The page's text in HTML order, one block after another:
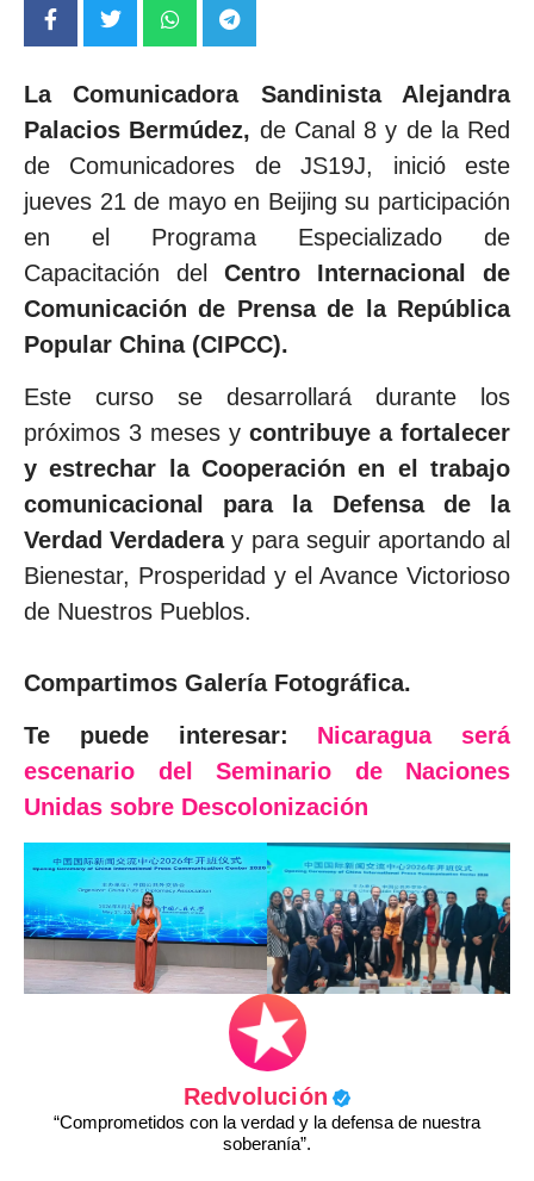
La Comunicadora Sandinista Alejandra
Palacios Bermúdez, de Canal 8 y de la Red
de Comunicadores de JS19J, inició este
jueves 21 de mayo en Beijing su participación
en el Programa Especializado de
Capacitación del Centro Internacional de
Comunicación de Prensa de la República
Popular China (CIPCC).
Este curso se desarrollará durante los
próximos 3 meses y contribuye a fortalecer
y estrechar la Cooperación en el trabajo
comunicacional para la Defensa de la
Verdad Verdaderay para seguir aportando al
Bienestar, Prosperidad y el Avance Victorioso
de Nuestros Pueblos.
Compartimos Galería Fotográfica.
Te puede interesar: Nicaragua será
escenario del Seminario de Naciones
Unidas sobre Descolonización
Redvolución
“Comprometidos con la verdad y la defensa de nuestra
soberanía”.